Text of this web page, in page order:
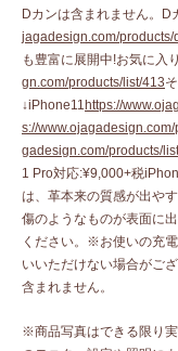
Dカンは含まれません。D
jagadesign.com/
も豊富に展開中!お気に入
gn.com/products/list/413
↓iPhone11 https://
s://
gadesign.com/products/
1 Pro対応:¥9,000+税
は、革本来の質感が出や
傷のようなものが表面に
ください。※お使いの充
いいただけない場合がご
含まれません。
※商品写真はできる限り